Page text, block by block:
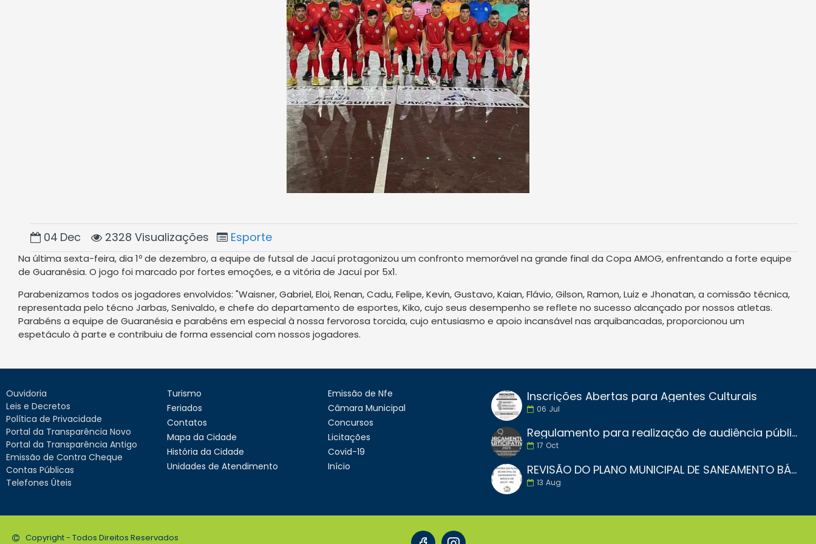
04 Dec 2328 Visualizações Esporte
Na última sexta-feira, dia 1º de dezembro, a equipe de futsal de Jacuí protagonizou um confronto memorável na grande final da Copa AMOG, enfrentando a forte equipe
de Guaranésia. O jogo foi marcado por fortes emoções, e a vitória de Jacuí por 5x1.
Parabenizamos todos os jogadores envolvidos: "Waisner, Gabriel, Eloi, Renan, Cadu, Felipe, Kevin, Gustavo, Kaian, Flávio, Gilson, Ramon, Luiz e Jhonatan, a comissão técnica,
representada pelo técno Jarbas, Senivaldo, e chefe do departamento de esportes, Kiko, cujo seus desempenho se reflete no sucesso alcançado por nossos atletas.
Parabéns a equipe de Guaranésia e parabéns em especial à nossa fervorosa torcida, cujo entusiasmo e apoio incansável nas arquibancadas, proporcionou um
espetáculo à parte e contribuiu de forma essencial com nossos jogadores.
Ouvidoria
Leis e Decretos
Política de Privacidade
Portal da Transparência Novo
Portal da Transparência Antigo
Emissão de Contra Cheque
Contas Públicas
Telefones Úteis
Turismo
Feriados
Contatos
Mapa da Cidade
História da Cidade
Unidades de Atendimento
Emissão de Nfe
Câmara Municipal
Concursos
Licitações
Covid-19
Início
Inscrições Abertas para Agentes Culturais
06 Jul
Regulamento para realização de audiência pública para orçamento participativo
17 Oct
REVISÃO DO PLANO MUNICIPAL DE SANEAMENTO BÁSICO DE JACUÍ - MG
13 Aug
Copyright - Todos Direitos Reservados